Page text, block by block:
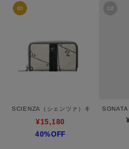
SCIENZA（シェンツァ）キーケース
¥15,180
40%OFF
SONATA